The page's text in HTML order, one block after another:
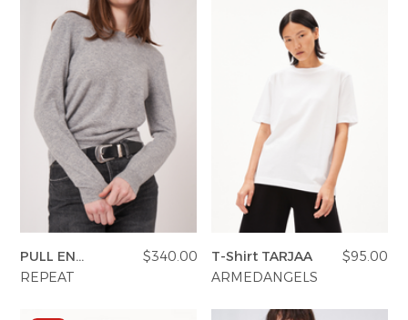
PULL EN
CACHEMIRE
$340.00
REPEAT
T-Shirt TARJAA
$95.00
ARMEDANGELS